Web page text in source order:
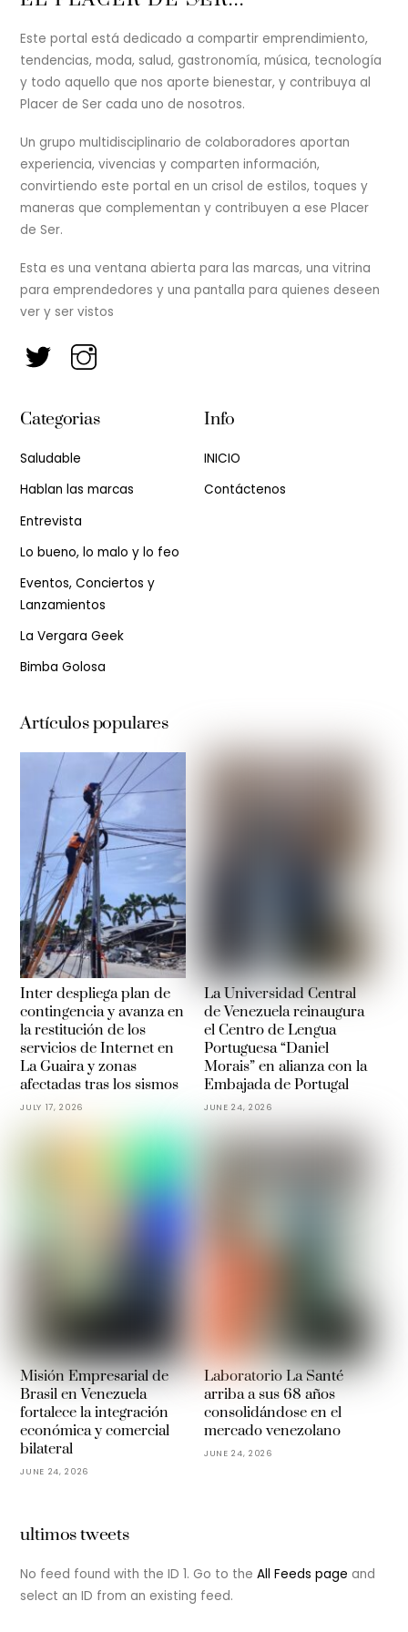
Top
Este portal está dedicado a compartir emprendimiento,
tendencias, moda, salud, gastronomía, música, tecnología
y todo aquello que nos aporte bienestar, y contribuya al
Placer de Ser cada uno de nosotros.
Un grupo multidisciplinario de colaboradores aportan
experiencia, vivencias y comparten información,
convirtiendo este portal en un crisol de estilos, toques y
maneras que complementan y contribuyen a ese Placer
de Ser.
Esta es una ventana abierta para las marcas, una vitrina
para emprendedores y una pantalla para quienes deseen
ver y ser vistos
Categorias
Saludable
Hablan las marcas
Entrevista
Lo bueno, lo malo y lo feo
Eventos, Conciertos y
Lanzamientos
La Vergara Geek
Bimba Golosa
Info
INICIO
Contáctenos
Artículos populares
Inter despliega plan de
contingencia y avanza en
la restitución de los
servicios de Internet en
La Guaira y zonas
afectadas tras los sismos
JULY 17, 2026
La Universidad Central
de Venezuela reinaugura
el Centro de Lengua
Portuguesa “Daniel
Morais” en alianza con la
Embajada de Portugal
JUNE 24, 2026
Misión Empresarial de
Brasil en Venezuela
fortalece la integración
económica y comercial
bilateral
JUNE 24, 2026
Laboratorio La Santé
arriba a sus 68 años
consolidándose en el
mercado venezolano
JUNE 24, 2026
ultimos tweets
No feed found with the ID 1. Go to theAll Feeds page and
select an ID from an existing feed.